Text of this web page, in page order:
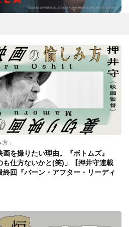
」
を撮りたい理由。『ボトムズ』
も仕方ないかと(笑)」【押井守連載
終回『バーン・アフター・リーディ